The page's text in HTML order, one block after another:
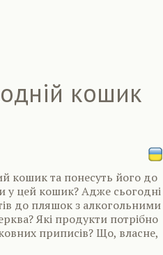
кошик
кошик та понесуть його до
у цей кошик? Адже сьогодні
до пляшок з алкогольними
Які продукти потрібно
приписів? Що, власне,